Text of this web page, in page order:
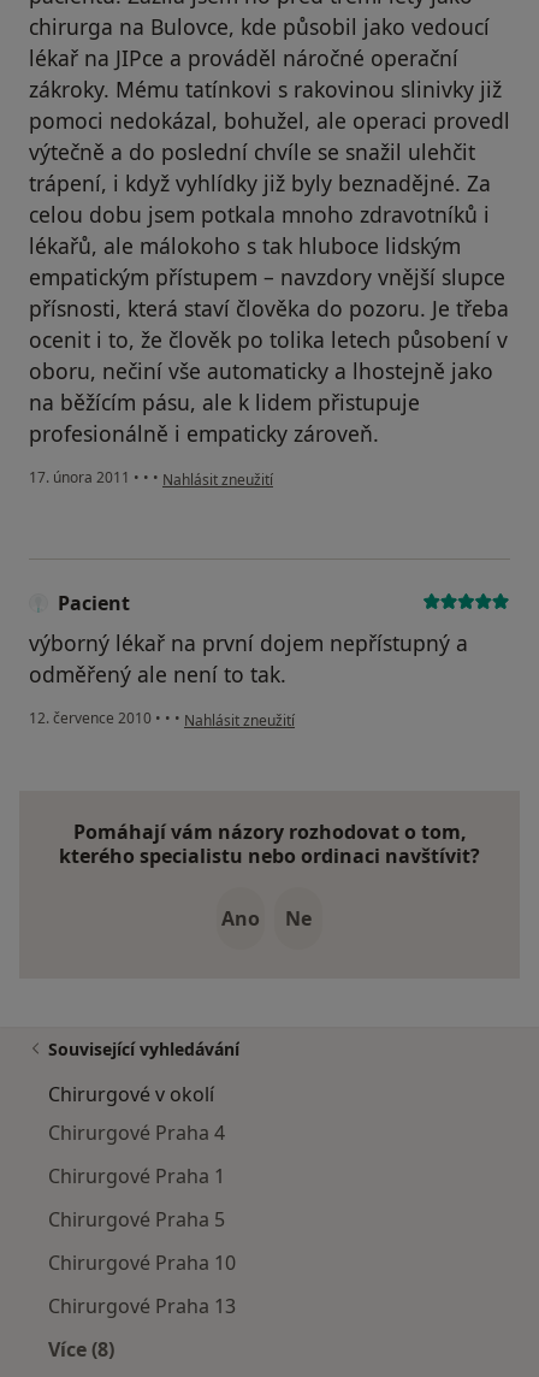
chirurga na Bulovce, kde působil jako vedoucí
lékař na JIPce a prováděl náročné operační
zákroky. Mému tatínkovi s rakovinou slinivky již
pomoci nedokázal, bohužel, ale operaci provedl
výtečně a do poslední chvíle se snažil ulehčit
trápení, i když vyhlídky již byly beznadějné. Za
celou dobu jsem potkala mnoho zdravotníků i
lékařů, ale málokoho s tak hluboce lidským
empatickým přístupem – navzdory vnější slupce
přísnosti, která staví člověka do pozoru. Je třeba
ocenit i to, že člověk po tolika letech působení v
oboru, nečiní vše automaticky a lhostejně jako
na běžícím pásu, ale k lidem přistupuje
profesionálně i empaticky zároveň.
17. února 2011 • • • podle názoru uživatele Pacient
Nahlásit zneužití
Pacient
výborný lékař na první dojem nepřístupný a
odměřený ale není to tak.
12. července 2010 • • • podle názoru uživatele Pacient
Nahlásit zneužití
Pomáhají vám názory rozhodovat o tom,
kterého specialistu nebo ordinaci navštívit?
Ano Ne
Související vyhledávání
Chirurgové v okolí
Chirurgové Praha 4
Chirurgové Praha 1
Chirurgové Praha 5
Chirurgové Praha 10
Chirurgové Praha 13
Více (8)